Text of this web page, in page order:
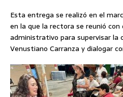
Esta entrega se realizó en el
en la que la rectora se reunió
administrativo para supervisar la
Venustiano Carranza y dialogar